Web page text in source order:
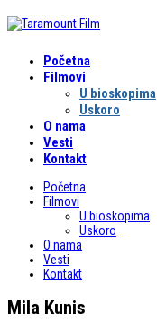
Početna
Filmovi
U bioskopima
Uskoro
O nama
Vesti
Kontakt
Početna
Filmovi
U bioskopima
Uskoro
O nama
Vesti
Kontakt
Mila Kunis